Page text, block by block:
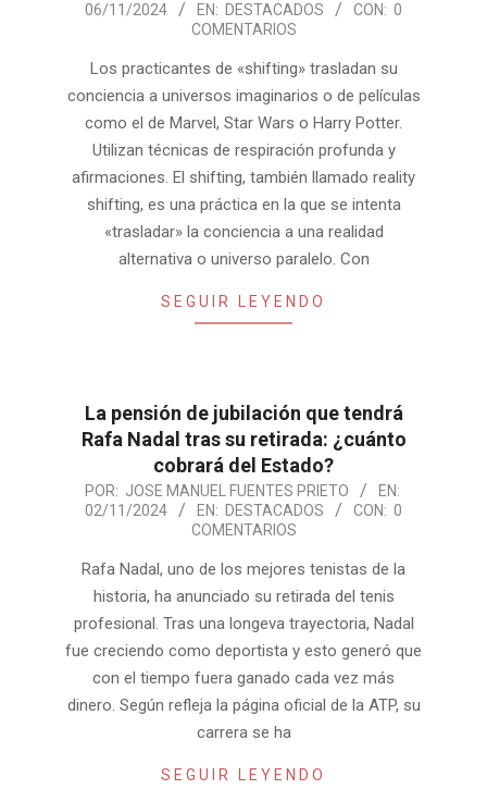
11-06/11/2024 EN: DESTACADOS CON: 0
COMENTARIOS
Los practicantes de «shifting» trasladan su
conciencia a universos imaginarios o de películas
como el de Marvel, Star Wars o Harry Potter.
Utilizan técnicas de respiración profunda y
afirmaciones. El shifting, también llamado reality
shifting, es una práctica en la que se intenta
«trasladar» la conciencia a una realidad
alternativa o universo paralelo. Con
SEGUIR LEYENDO
La pensión de jubilación que tendrá
Rafa Nadal tras su retirada: ¿cuánto
cobrará del Estado?
2024-
11-
POR: JOSE MANUEL FUENTES PRIETO
EN:
02/11/2024
EN: DESTACADOS CON: 0
COMENTARIOS
Rafa Nadal, uno de los mejores tenistas de la
historia, ha anunciado su retirada del tenis
profesional. Tras una longeva trayectoria, Nadal
fue creciendo como deportista y esto generó que
con el tiempo fuera ganado cada vez más
dinero. Según refleja la página oficial de la ATP, su
carrera se ha
SEGUIR LEYENDO